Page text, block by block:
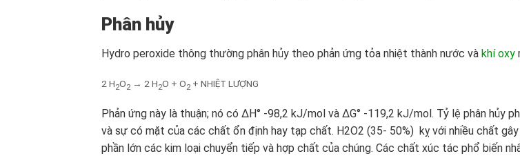
Phân hủy
Hydro peroxide thông thường phân hủy theo phản ứng tỏa nhiệt thành nước và khí oxy
2 H2O2 → 2 H2O + O2 + NHIỆT LƯỢNG
Phản ứng này là thuận; nó có ΔH° -98,2 kJ/mol và ΔG° -119,2 kJ/mol. Tỷ lệ phân hủy
và sự có mặt của các chất ổn định hay tạp chất. H2O2 (35- 50%) kỵ với nhiều chất
phần lớn các kim loại chuyển tiếp và hợp chất của chúng. Các chất xúc tác phổ biến